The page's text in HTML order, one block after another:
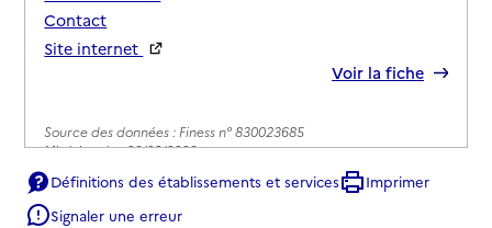
Contact
Site internet
Voir la fiche
Source des données : Finess n° 830023685
Mis à jour le : 06/08/2026
Service autonomie à domicile (aide)
Allo Services ADMR
Définitions des établissements et services
Imprimer
Signaler une erreur